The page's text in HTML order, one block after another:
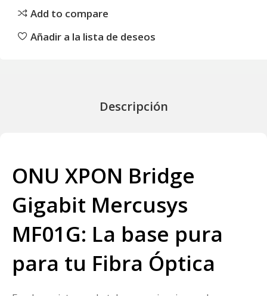
Add to compare
Añadir a la lista de deseos
Descripción
ONU XPON Bridge
Gigabit Mercusys
MF01G: La base pura
para tu Fibra Óptica